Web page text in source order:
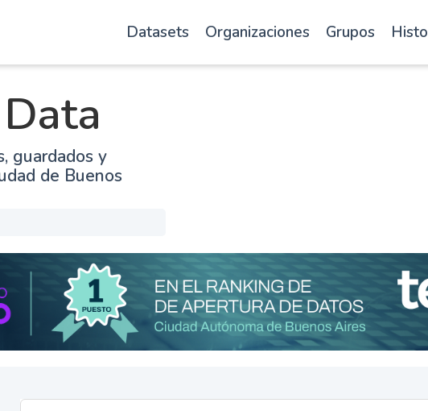
Datasets Organizaciones Grupos
guardados y
de Buenos